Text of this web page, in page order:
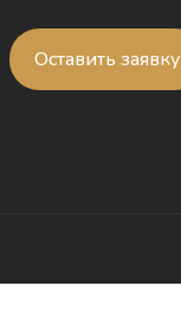
Оставить заявку